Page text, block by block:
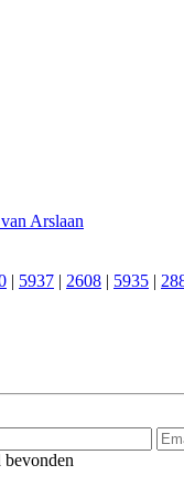
Arslaan
5937 2608 5935
bevonden